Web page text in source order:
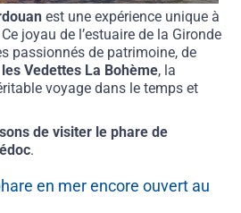
est une expérience unique à
joyau de l’estuaire de la Gironde
passionnés de patrimoine, de
les Vedettes La Bohème, la
voyage dans le temps et
de visiter le phare de
.
en mer encore ouvert au